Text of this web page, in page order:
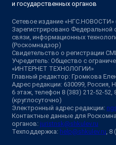
и государственных органов
Сетевое издание «НГС.НОВОСТИ»
Зарегистрировано Федеральной
связи, информационных
(Роскомнадзор)
Свидетельство о регистрации
Учредитель: Общество с
«ИНТЕРНЕТ ТЕХНОЛОГИИ»
Главный редактор: Громкова
Адрес редакции: 630099, Россия,
6 этаж, телефон 8 (383) 212-52-52,
(круглосуточно)
Электронный адрес редакции:
Контактные данные для
органов: juristnsk@shkulev.ru
Техподдержка: help@shkulev.ru, 8